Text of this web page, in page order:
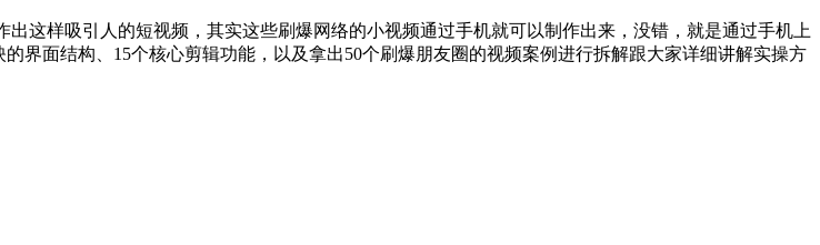
这样吸引人的短视频，其实这些刷爆网络的小视频通过手机就可以制作出来，没错，就是通过手机上
界面结构、15个核心剪辑功能，以及拿出50个刷爆朋友圈的视频案例进行拆解跟大家详细讲解实操方